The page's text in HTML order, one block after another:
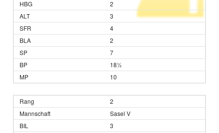
2
3
4
2
7
18½
10
2
Sasel V
3